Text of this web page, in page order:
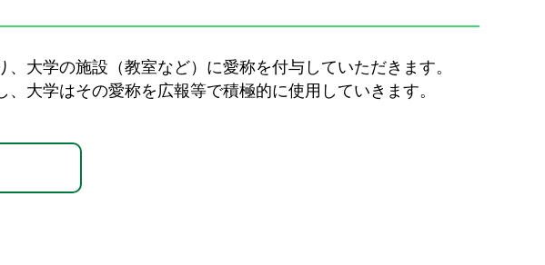
大学の施設（教室など）に愛称を付与していただきます。
大学はその愛称を広報等で積極的に使用していきます。